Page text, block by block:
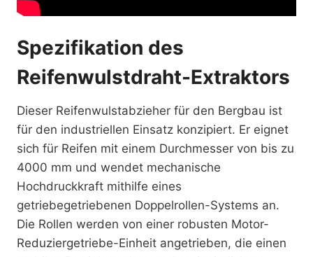
Spezifikation des
Reifenwulstdraht-Extraktors
Dieser Reifenwulstabzieher für den Bergbau ist
für den industriellen Einsatz konzipiert. Er eignet
sich für Reifen mit einem Durchmesser von bis zu
4000 mm und wendet mechanische
Hochdruckkraft mithilfe eines
getriebegetriebenen Doppelrollen-Systems an.
Die Rollen werden von einer robusten Motor-
Reduziergetriebe-Einheit angetrieben, die einen